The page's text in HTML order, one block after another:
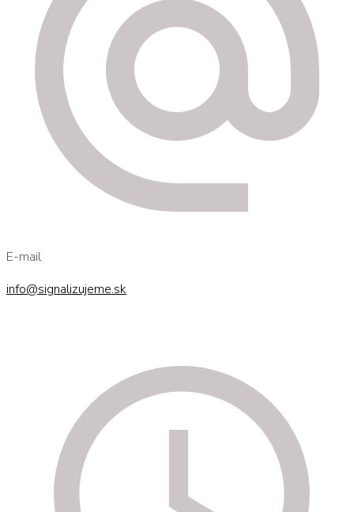
E-mail
info@signalizujeme.sk